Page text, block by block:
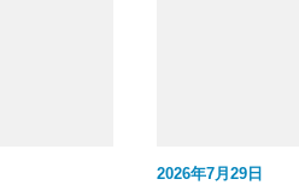
2026年7月29日